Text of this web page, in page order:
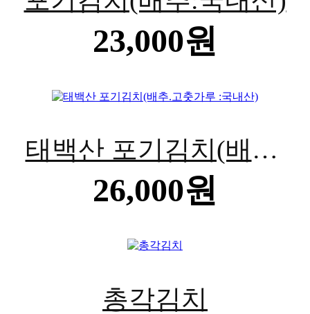
23,000원
태백산 포기김치(배추.
고춧가루 :국내산)
26,000원
총각김치